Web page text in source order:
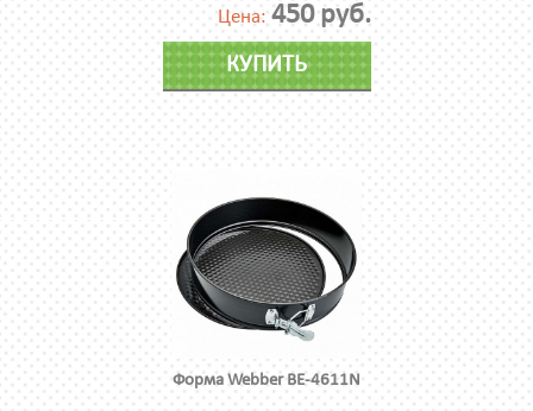
Цена: 450 руб.
КУПИТЬ
Форма Webber BE-4611N